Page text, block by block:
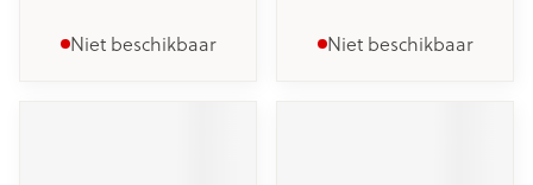
Niet beschikbaar Niet beschikbaar